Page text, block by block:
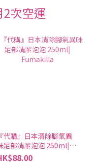
2次空運
『代購』日本清除腳氣異
足部清潔泡泡 250ml|